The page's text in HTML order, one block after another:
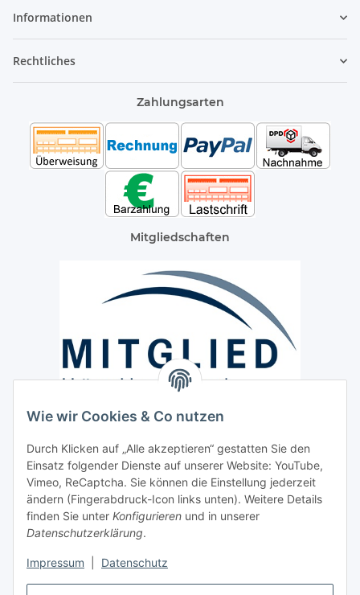
Wie wir Cookies & Co nutzen
Durch Klicken auf „Alle akzeptieren“ gestatten Sie den
Einsatz folgender Dienste auf unserer Website: YouTube,
Vimeo, ReCaptcha. Sie können die Einstellung jederzeit
ändern (Fingerabdruck-Icon links unten). Weitere Details
finden Sie unter Konfigurieren und in unserer
Datenschutzerklärung.
Impressum Datenschutz
Informationen
Rechtliches
Zahlungsarten
Mitgliedschaften
Paketdienst und Spedition
Regionaler Lieferservice im Umkreis von ca. 60 Km
Sicherheit